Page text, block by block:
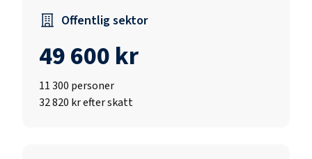
Offentlig sektor
49 600 kr
11 300 personer
32 820 kr efter skatt